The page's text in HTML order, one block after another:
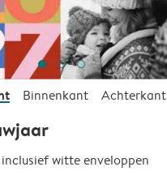
Binnenkant Achterkant
witte enveloppen